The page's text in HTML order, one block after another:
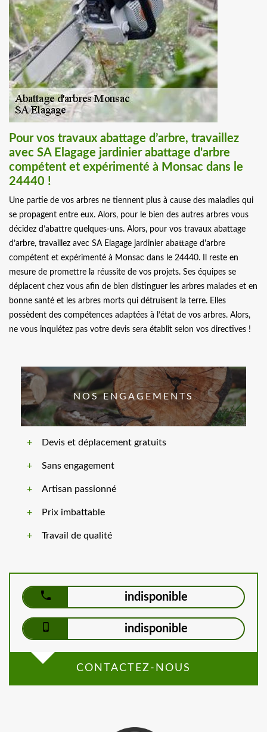
Pour vos travaux abattage d’arbre, travaillez
avec SA Elagage jardinier abattage d'arbre
compétent et expérimenté à Monsac dans le
24440 !
Une partie de vos arbres ne tiennent plus à cause des maladies qui
se propagent entre eux. Alors, pour le bien des autres arbres vous
décidez d’abattre quelques-uns. Alors, pour vos travaux abattage
d’arbre, travaillez avec SA Elagage jardinier abattage d'arbre
compétent et expérimenté à Monsac dans le 24440. Il reste en
mesure de promettre la réussite de vos projets. Ses équipes se
déplacent chez vous afin de bien distinguer les arbres malades et en
bonne santé et les arbres morts qui détruisent la terre. Elles
possèdent des compétences adaptées à l’état de vos arbres. Alors,
ne vous inquiétez pas votre devis sera établit selon vos directives !
NOS ENGAGEMENTS
Devis et déplacement gratuits
Sans engagement
Artisan passionné
Prix imbattable
Travail de qualité
indisponible
indisponible
CONTACTEZ-NOUS